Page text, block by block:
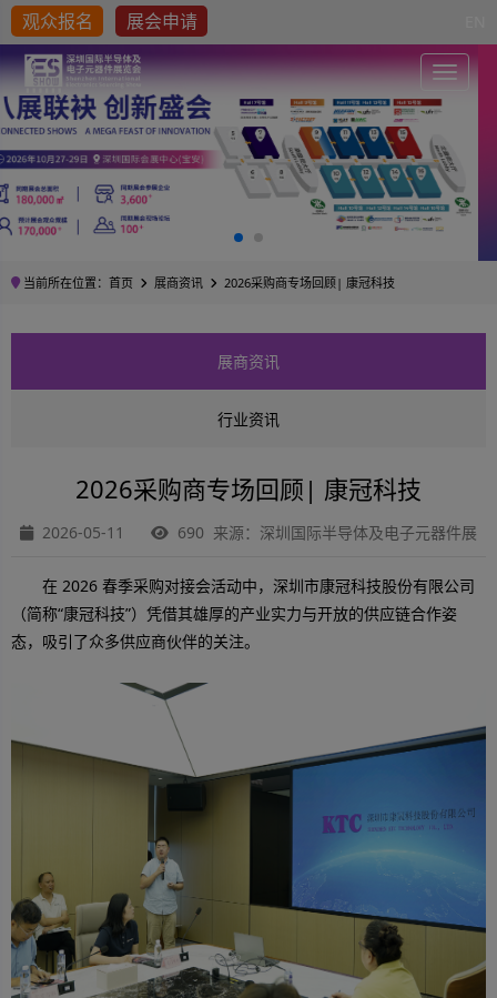
观众报名 展会申请
当前所在位置： 首页 展商资讯 2026采购商专场回顾| 康冠科技
展商资讯
行业资讯
2026采购商专场回顾| 康冠科技
2026-05-11 690 来源：深圳国际半导体及电子元器件展
在 2026 春季采购对接会活动中， 深圳市康冠科技股份有限公司
（简称“康冠科技”）凭借其雄厚的产业实力与开放的供应链合作姿
态，吸引了众多供应商伙伴的关注。